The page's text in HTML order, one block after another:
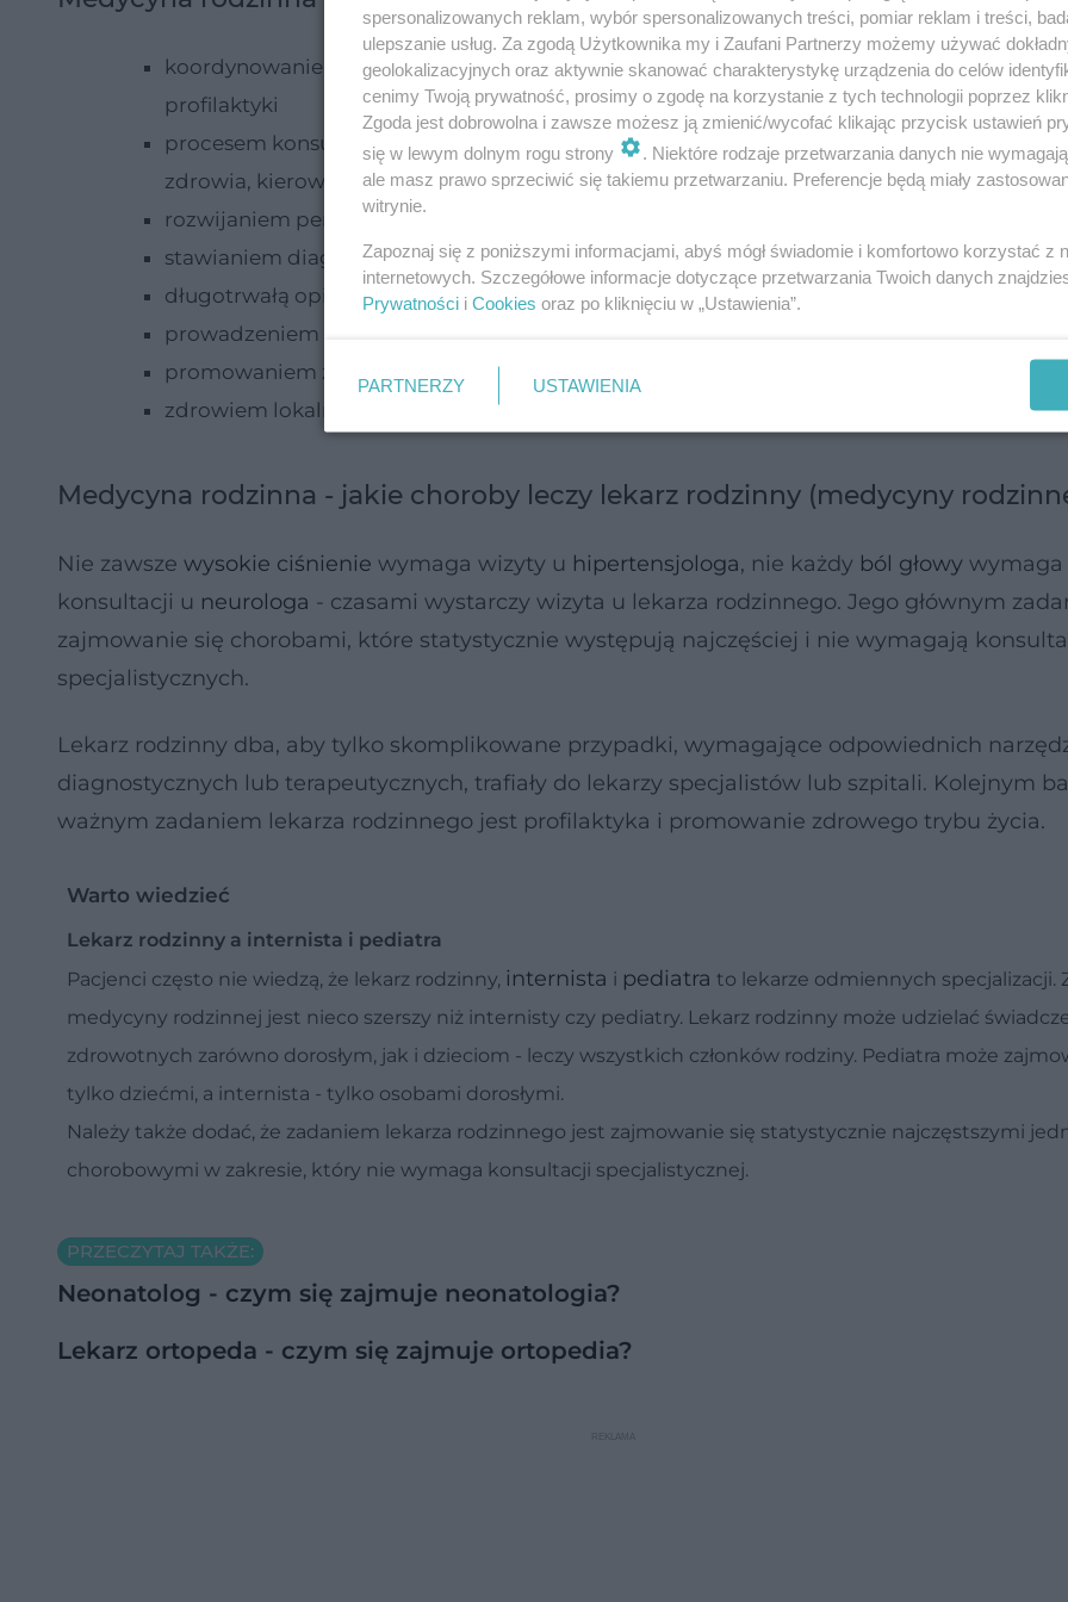
koordynowaniem opieki zdrowotnej pacjenta - uporządkowuje i organizuje drogę
profilaktyki
procesem konsultacji (szerokim) - udzielanie rad, wystawianie opinii na temat ogólnego
zdrowia, kierowanie do specjalistów
rozwijaniem personalnego podejścia do pacjenta, uwzględniając jego rodzinę i
stawianiem diagnozy i podejmowaniem decyzji z nią związanych
długotrwałą opieką pacjenta
prowadzeniem pacjentów z ostrymi i przewlekłymi chorobami
promowaniem zdrowego stylu życia
zdrowiem lokalnej społeczności
Medycyna rodzinna - jakie choroby leczy lekarz rodzinny (medycyny
Nie zawsze wysokie ciśnienie wymaga wizyty u hipertensjologa, nie każdy ból głowy wymaga
konsultacji u neurologa - czasami wystarczy wizyta u lekarza rodzinnego. Jego głównym
zajmowanie się chorobami, które statystycznie występują najczęściej i nie wymagają
specjalistycznych.
Lekarz rodzinny dba, aby tylko skomplikowane przypadki, wymagające odpowiednich
diagnostycznych lub terapeutycznych, trafiały do lekarzy specjalistów lub szpitali. Kolejnym
ważnym zadaniem lekarza rodzinnego jest profilaktyka i promowanie zdrowego trybu życia.
Warto wiedzieć
Lekarz rodzinny a internista i pediatra
Pacjenci często nie wiedzą, że lekarz rodzinny, internista i pediatra to lekarze odmiennych specjalizacji.
medycyny rodzinnej jest nieco szerszy niż internisty czy pediatry. Lekarz rodzinny może udzielać
zdrowotnych zarówno dorosłym, jak i dzieciom - leczy wszystkich członków rodziny. Pediatra może
tylko dziećmi, a internista - tylko osobami dorosłymi.
Należy także dodać, że zadaniem lekarza rodzinnego jest zajmowanie się statystycznie najczęstszymi
chorobowymi w zakresie, który nie wymaga konsultacji specjalistycznej.
PRZECZYTAJ TAKŻE:
Neonatolog - czym się zajmuje neonatologia?
Lekarz ortopeda - czym się zajmuje ortopedia?
spersonalizowanych reklam, wybór spersonalizowanych treści, pomiar reklam i treści,
ulepszanie usług. Za zgodą Użytkownika my i Zaufani Partnerzy możemy używać
geolokalizacyjnych oraz aktywnie skanować charakterystykę urządzenia do celów
cenimy Twoją prywatność, prosimy o zgodę na korzystanie z tych technologii poprzez
Zgoda jest dobrowolna i zawsze możesz ją zmienić/wycofać klikając przycisk ustawień
się w lewym dolnym rogu strony
. Niektóre rodzaje przetwarzania danych nie
ale masz prawo sprzeciwić się takiemu przetwarzaniu. Preferencje będą miały
witrynie.
Zapoznaj się z poniższymi informacjami, abyś mógł świadomie i komfortowo korzystać z
internetowych. Szczegółowe informacje dotyczące przetwarzania Twoich danych
Prywatności i Cookies oraz po kliknięciu w „Ustawienia”.
PARTNERZY USTAWIENIA